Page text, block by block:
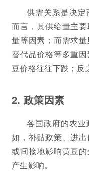
供需关系是决
而言，其供给量主
量等因素；而需求量
替代品价格等多重
豆价格往往下跌；反
2. 政策因素
各国政府的农
如，补贴政策、进
或间接地影响黄豆
产生影响。